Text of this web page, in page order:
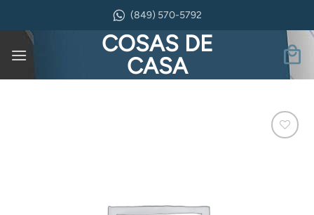
contenido
(849) 570-5792
COSAS DE
CASA